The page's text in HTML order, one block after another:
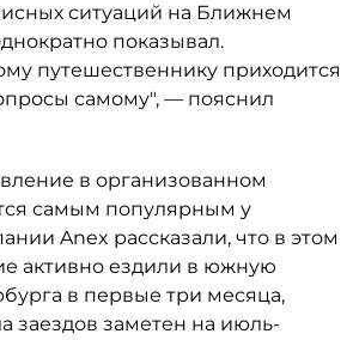
ситуаций на Ближнем
показывал.
путешественнику приходится
самому", — пояснил
в организованном
самым популярным у
Anex рассказали, что в этом
активно ездили в южную
в первые три месяца,
заездов заметен на июль-